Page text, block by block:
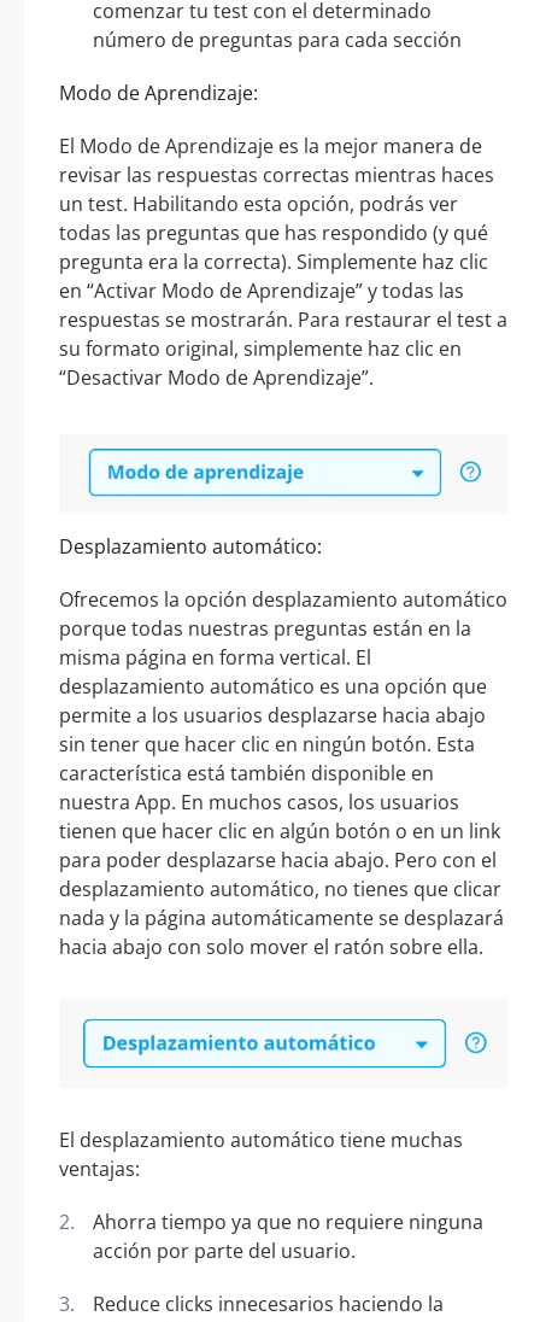
comenzar tu test con el determinado
número de preguntas para cada sección
Modo de Aprendizaje:
El Modo de Aprendizaje es la mejor manera de
revisar las respuestas correctas mientras haces
un test. Habilitando esta opción, podrás ver
todas las preguntas que has respondido (y qué
pregunta era la correcta). Simplemente haz clic
en “Activar Modo de Aprendizaje” y todas las
respuestas se mostrarán. Para restaurar el test a
su formato original, simplemente haz clic en
“Desactivar Modo de Aprendizaje”.
Desplazamiento automático:
Ofrecemos la opción desplazamiento automático
porque todas nuestras preguntas están en la
misma página en forma vertical. El
desplazamiento automático es una opción que
permite a los usuarios desplazarse hacia abajo
sin tener que hacer clic en ningún botón. Esta
característica está también disponible en
nuestra App. En muchos casos, los usuarios
tienen que hacer clic en algún botón o en un link
para poder desplazarse hacia abajo. Pero con el
desplazamiento automático, no tienes que clicar
nada y la página automáticamente se desplazará
hacia abajo con solo mover el ratón sobre ella.
El desplazamiento automático tiene muchas
ventajas:
Ahorra tiempo ya que no requiere ninguna
acción por parte del usuario.
Reduce clicks innecesarios haciendo la